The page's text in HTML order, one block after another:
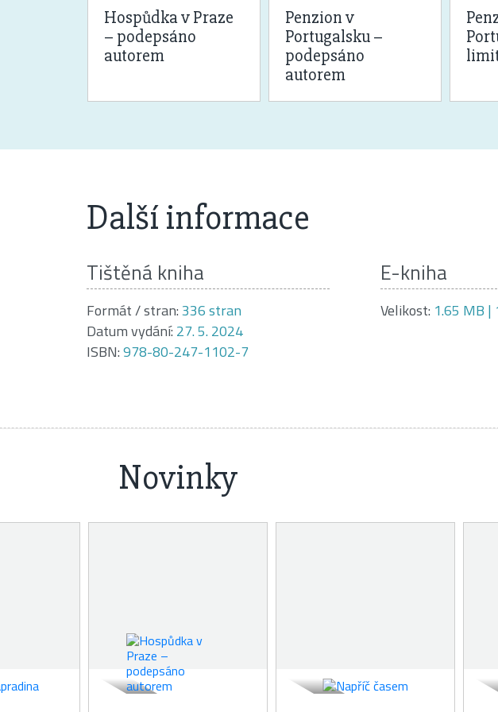
Hospůdka v Praze
– podepsáno
autorem
Penzion v
Portugalsku –
podepsáno
autorem
Další informace
Tištěná kniha
Formát / stran:336 stran
Datum vydání: 27. 5. 2024
ISBN:978-80-247-1102-7
E-kniha
Velikost: 1.65 MB |
Novinky